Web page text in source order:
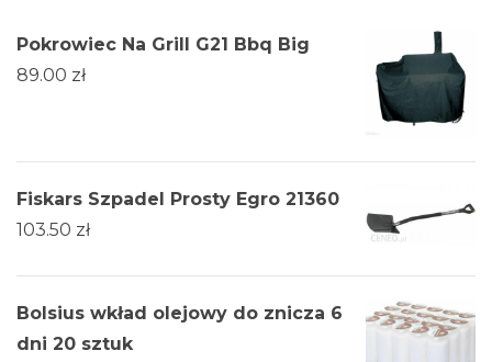
Pokrowiec Na Grill G21 Bbq Big
89.00 zł
Fiskars Szpadel Prosty Egro 21360
103.50 zł
Bolsius wkład olejowy do znicza 6
dni 20 sztuk